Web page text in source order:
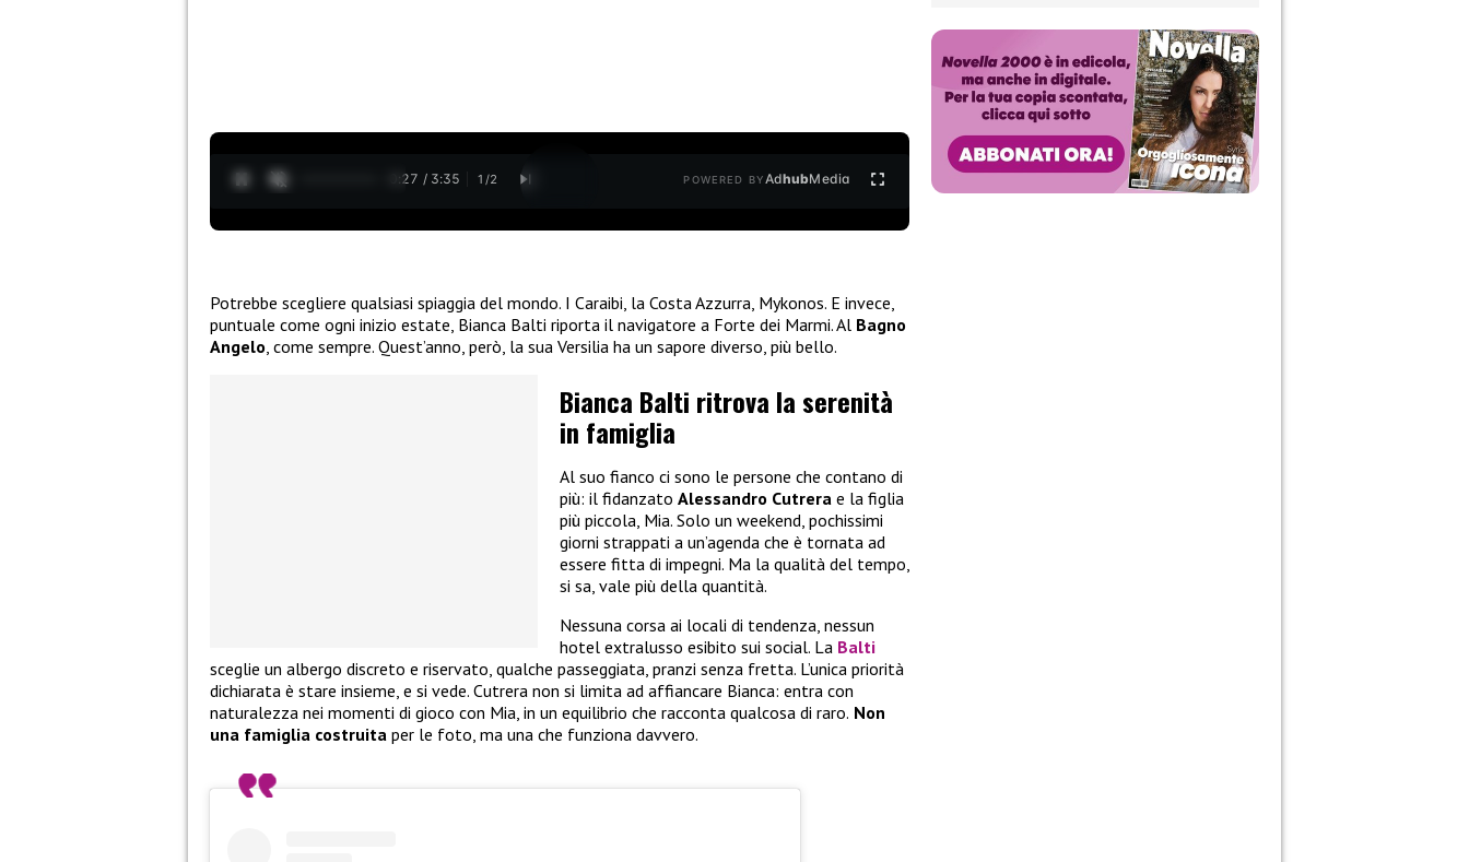
0:28 / 3:35 1 /2 POWERED BYAdhubMedia
Potrebbe scegliere qualsiasi spiaggia del mondo. I Caraibi, la Costa Azzurra, Mykonos. E invece,
puntuale come ogni inizio estate, Bianca Balti riporta il navigatore a Forte dei Marmi. Al Bagno
Angelo , come sempre. Quest’anno, però, la sua Versilia ha un sapore diverso, più bello.
Bianca Balti ritrova la serenità
in famiglia
Al suo fianco ci sono le persone che contano di
più: il fidanzato Alessandro Cutrera e la figlia
più piccola, Mia. Solo un weekend, pochissimi
giorni strappati a un’agenda che è tornata ad
essere fitta di impegni. Ma la qualità del tempo,
si sa, vale più della quantità.
Nessuna corsa ai locali di tendenza, nessun
hotel extralusso esibito sui social. La Balti
sceglie un albergo discreto e riservato, qualche passeggiata, pranzi senza fretta. L’unica priorità
dichiarata è stare insieme, e si vede. Cutrera non si limita ad affiancare Bianca: entra con
naturalezza nei momenti di gioco con Mia, in un equilibrio che racconta qualcosa di raro. Non
una famiglia costruita per le foto, ma una che funziona davvero.